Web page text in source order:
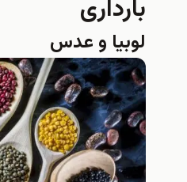
بارداری
لوبیا و عدس